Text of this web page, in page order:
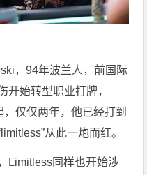
，94年波兰人，前国际
开始转型职业打牌，
仅仅两年，他已经打到
从此一炮而红。
Limitless同样也开始涉